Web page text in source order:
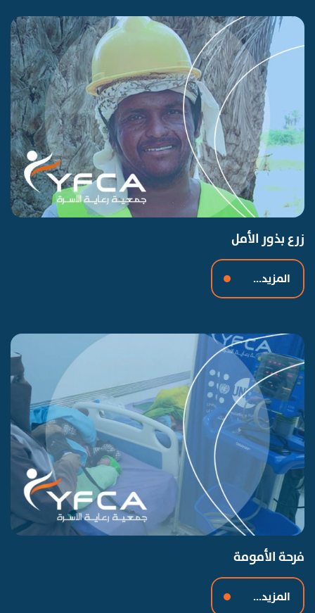
زرع بذور الأمل
المزيد...
فرحة الأمومة
المزيد...